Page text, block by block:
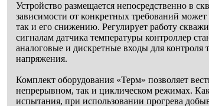
Устройство размещается непосредственно в
зависимости от конкретных требований
так и его снижению. Регулирует работу
сигналам датчика температуры контроллер
аналоговые и дискретные входы для контроля
напряжения.
Комплект оборудования «Терм» позволяет
непрерывном, так и циклическом режимах.
испытания, при использовании прогрева